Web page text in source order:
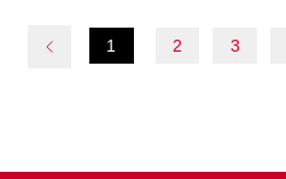
1 2 3